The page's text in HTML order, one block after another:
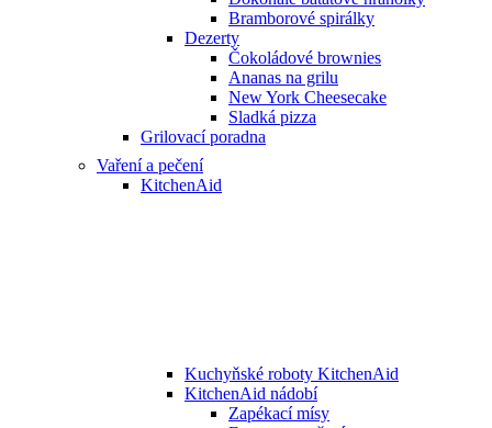
Bramborové spirálky
Dezerty
Čokoládové brownies
Ananas na grilu
New York Cheesecake
Sladká pizza
Grilovací poradna
Vaření a pečení
KitchenAid
Kuchyňské roboty KitchenAid
KitchenAid nádobí
Zapékací mísy